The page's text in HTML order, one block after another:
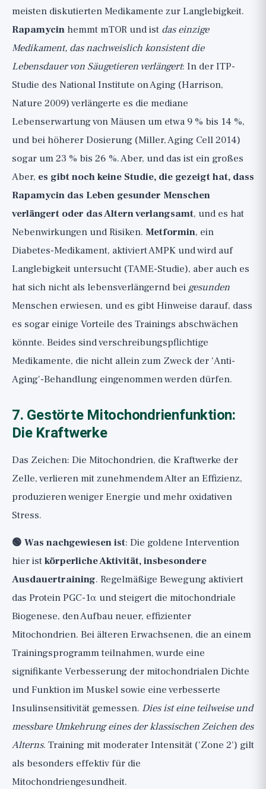
meisten diskutierten Medikamente zur Langlebigkeit.
Rapamycin hemmt mTOR und ist das einzige
Medikament, das nachweislich konsistent die
Lebensdauer von Säugetieren verlängert: In der ITP-
Studie des National Institute on Aging (Harrison,
Nature 2009) verlängerte es die mediane
Lebenserwartung von Mäusen um etwa 9 % bis 14 %,
und bei höherer Dosierung (Miller, Aging Cell 2014)
sogar um 23 % bis 26 %. Aber, und das ist ein großes
Aber, es gibt noch keine Studie, die gezeigt hat, dass
Rapamycin das Leben gesunder Menschen
verlängert oder das Altern verlangsamt, und es hat
Nebenwirkungen und Risiken. Metformin, ein
Diabetes-Medikament, aktiviert AMPK und wird auf
Langlebigkeit untersucht (TAME-Studie), aber auch es
hat sich nicht als lebensverlängernd beigesunden
Menschen erwiesen, und es gibt Hinweise darauf, dass
es sogar einige Vorteile des Trainings abschwächen
könnte. Beides sind verschreibungspflichtige
Medikamente, die nicht allein zum Zweck der 'Anti-
Aging'-Behandlung eingenommen werden dürfen.
7. Gestörte Mitochondrienfunktion:
Die Kraftwerke
Das Zeichen: Die Mitochondrien, die Kraftwerke der
Zelle, verlieren mit zunehmendem Alter an Effizienz,
produzieren weniger Energie und mehr oxidativen
Stress.
🟢 Was nachgewiesen ist: Die goldene Intervention
hier istkörperliche Aktivität, insbesondere
Ausdauertraining. Regelmäßige Bewegung aktiviert
das Protein PGC-1α und steigert die mitochondriale
Biogenese, den Aufbau neuer, effizienter
Mitochondrien. Bei älteren Erwachsenen, die an einem
Trainingsprogramm teilnahmen, wurde eine
signifikante Verbesserung der mitochondrialen Dichte
und Funktion im Muskel sowie eine verbesserte
Insulinsensitivität gemessen. Dies ist eine teilweise und
messbare Umkehrung eines der klassischen Zeichen des
Alterns. Training mit moderater Intensität ('Zone 2') gilt
als besonders effektiv für die
Mitochondriengesundheit.